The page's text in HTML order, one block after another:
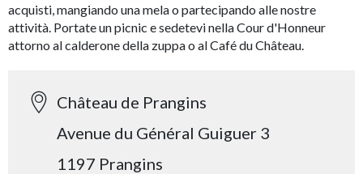
acquisti, mangiando una mela o partecipando alle nostre
attività. Portate un picnic e sedetevi nella Cour d'Honneur
attorno al calderone della zuppa o al Café du Château.
Château de Prangins
Avenue du Général Guiguer 3
1197 Prangins